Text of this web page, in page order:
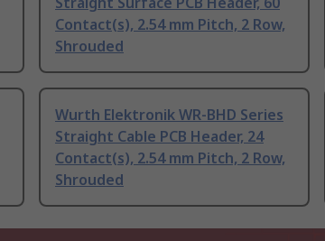
Contact(s), 2.54 mm Pitch, 2 Row,
Shrouded
Wurth Elektronik WR-BHD Series
Straight Cable PCB Header, 24
Contact(s), 2.54 mm Pitch, 2 Row,
Shrouded